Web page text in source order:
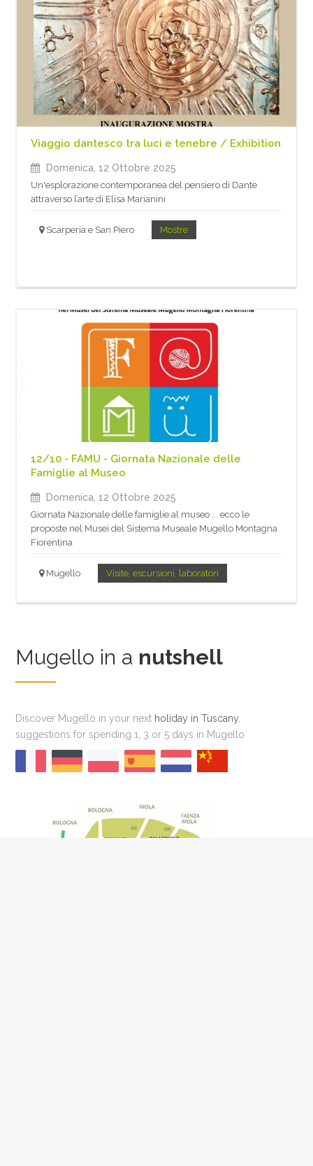
Viaggio dantesco tra luci e tenebre / Exhibition
Domenica, 12 Ottobre 2025
Un'esplorazione contemporanea del pensiero di Dante
attraverso l’arte di Elisa Marianini
Scarperia e San Piero Mostre
12/10 - FAMU - Giornata Nazionale delle
Famiglie al Museo
Domenica, 12 Ottobre 2025
Giornata Nazionale delle famiglie al museo ... ecco le
proposte nel Musei del Sistema Museale Mugello Montagna
Fiorentina
Mugello Visite, escursioni, laboratori
Mugello in a nutshell
Discover Mugello in your next holiday in Tuscany
suggestions for spending 1, 3 or 5 days in Mugello